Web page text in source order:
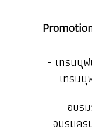
- เทรนบุ
- เทรน
อบร
อบรมค